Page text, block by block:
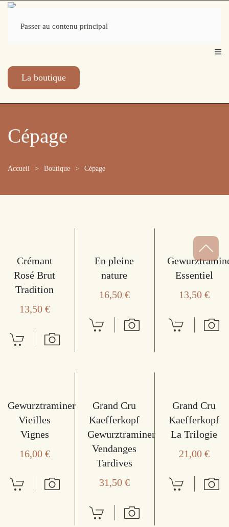
Passer au contenu principal
La boutique
Cépage
Accueil Boutique Cépage
Crémant
Rosé Brut
Tradition
13,50 €
En pleine
nature
16,50 €
Essentiel
13,50 €
Gewurztraminer
Vieilles
Vignes
16,00 €
Grand Cru
Kaefferkopf
Gewurztraminer
Vendanges
Tardives
31,50 €
Grand Cru
Kaefferkopf
La Trilogie
21,00 €